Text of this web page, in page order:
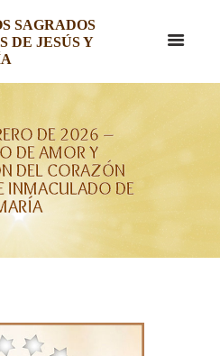
SAGRADOS
DE JESÚS Y
DE 2026 –
DE AMOR Y
DEL CORAZÓN
INMACULADO DE